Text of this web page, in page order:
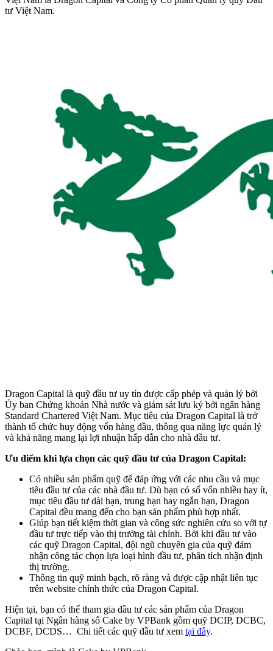
tư Việt Nam.
Dragon Capital là quỹ đầu tư uy tín được cấp phép và quản lý bởi
Ủy ban Chứng khoán Nhà nước và giám sát lưu ký bởi ngân hàng
Standard Chartered Việt Nam. Mục tiêu của Dragon Capital là trở
thành tổ chức huy động vốn hàng đầu, thông qua năng lực quản lý
và khả năng mang lại lợi nhuận hấp dẫn cho nhà đầu tư.
Ưu điểm khi lựa chọn các quỹ đầu tư của Dragon Capital:
Có nhiều sản phẩm quỹ để đáp ứng với các nhu cầu và mục
tiêu đầu tư của các nhà đầu tư. Dù bạn có số vốn nhiều hay ít,
mục tiêu đầu tư dài hạn, trung hạn hay ngắn hạn, Dragon
Capital đều mang đến cho bạn sản phẩm phù hợp nhất.
Giúp bạn tiết kiệm thời gian và công sức nghiên cứu so với tự
đầu tư trực tiếp vào thị trường tài chính. Bởi khi đầu tư vào
các quỹ Dragon Capital, đội ngũ chuyên gia của quỹ đảm
nhận công tác chọn lựa loại hình đầu tư, phân tích nhận định
thị trường.
Thông tin quỹ minh bạch, rõ ràng và được cập nhật liên tục
trên website chính thức của Dragon Capital.
Hiện tại, bạn có thể tham gia đầu tư các sản phẩm của Dragon
Capital tại Ngân hàng số Cake by VPBank gồm quỹ DCIP, DCBC,
DCBF, DCDS… Chi tiết các quỹ đầu tư xem tại đây.